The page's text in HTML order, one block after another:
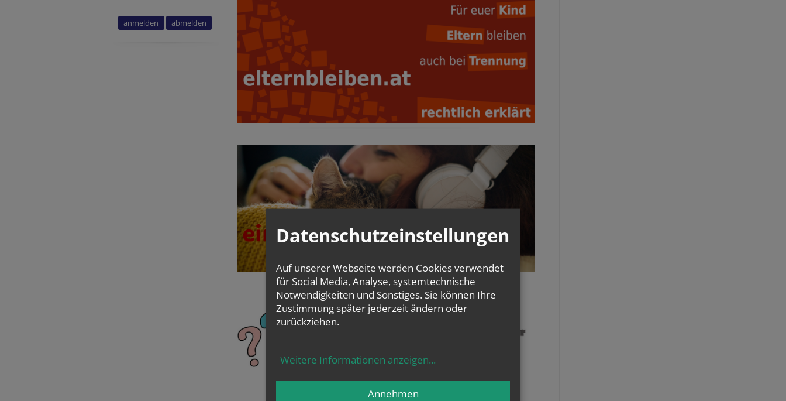
Datenschutzeinstellungen
Auf unserer Webseite werden Cookies verwendet
für Social Media, Analyse, systemtechnische
Notwendigkeiten und Sonstiges. Sie können Ihre
Zustimmung später jederzeit ändern oder
zurückziehen.
Weitere Informationen anzeigen...
Annehmen